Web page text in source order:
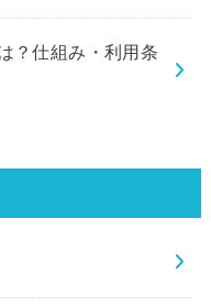
？仕組み・利用条